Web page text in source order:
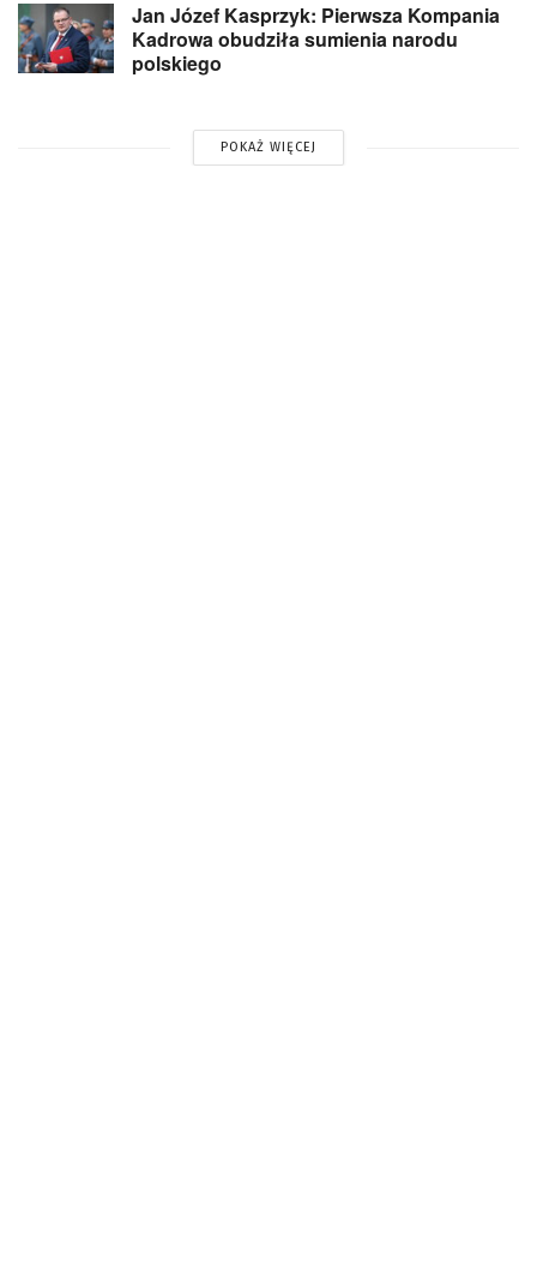
Jan Józef Kasprzyk: Pierwsza Kompania
Kadrowa obudziła sumienia narodu
polskiego
POKAŻ WIĘCEJ